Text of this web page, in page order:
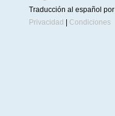
Traducción al español por
Privacidad
Condiciones